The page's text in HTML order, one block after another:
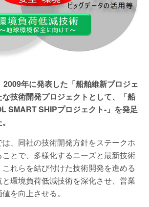
年に発表した「船舶維新プロジェ
技術開発プロジェクトとして、「船
SMART SHIPプロジェクト-」を発足
、同社の技術開発方針をステークホ
とで、多様化するニーズと最新技術
れらを結び付けた技術開発を進める
環境負荷低減技術を深化させ、営業
を向上させる。